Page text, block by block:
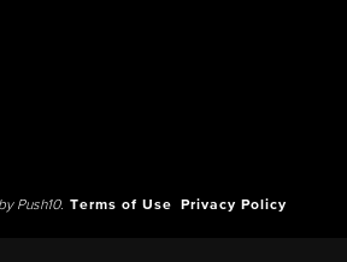
Push10. Terms of Use Privacy Policy